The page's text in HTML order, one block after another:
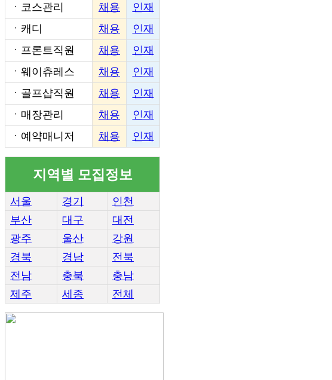
ㆍ 코스관리 채용
인재
ㆍ 캐디 채용
인재
ㆍ 프론트직원 채용
인재
ㆍ 웨이츄레스 채용
인재
ㆍ 골프샵직원 채용
인재
ㆍ 매장관리 채용
인재
ㆍ 예약매니저 채용 인재
지역별 모집정보
서울 경기
인천
부산
대구
대전
광주
울산
강원
경북
경남
전북
전남
충북
충남
제주
세종 전체